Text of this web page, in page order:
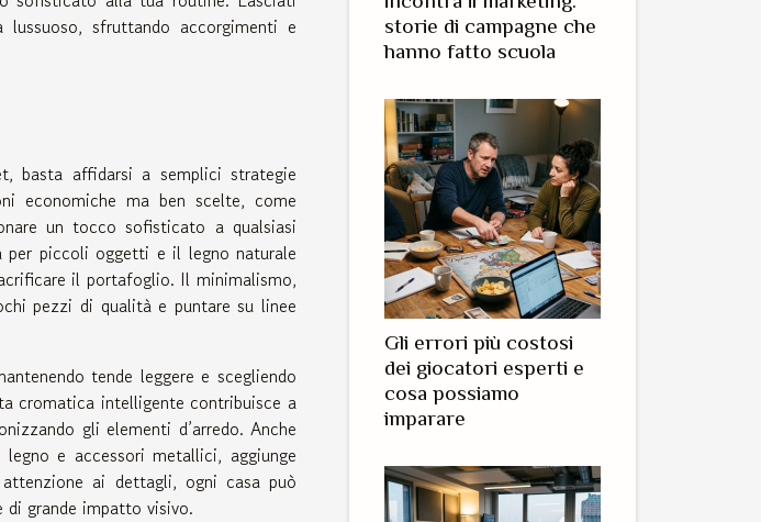
sfruttando accorgimenti e
basta affidarsi a semplici strategie
economiche ma ben scelte, come
un tocco sofisticato a qualsiasi
piccoli oggetti e il legno naturale
il portafoglio. Il minimalismo,
pezzi di qualità e puntare su linee
tende leggere e scegliendo
cromatica intelligente contribuisce a
gli elementi d’arredo. Anche
e accessori metallici, aggiunge
ai dettagli, ogni casa può
grande impatto visivo.
storie di campagne che
hanno fatto scuola
Gli errori più costosi
dei giocatori esperti e
cosa possiamo
imparare